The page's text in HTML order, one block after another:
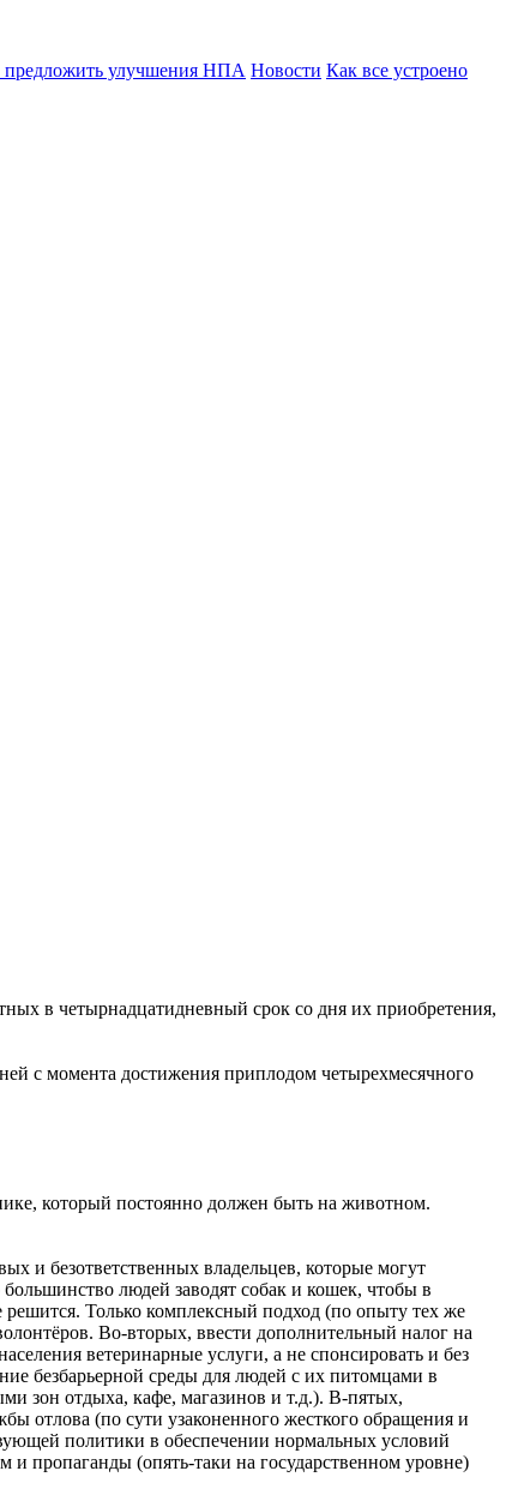
предложить улучшения НПА Новости Как все устроено
в четырнадцатидневный срок со дня их приобретения,
с момента достижения приплодом четырехмесячного
который постоянно должен быть на животном.
и безответственных владельцев, которые могут
людей заводят собак и кошек, чтобы в
Только комплексный подход (по опыту тех же
Во-вторых, ввести дополнительный налог на
ветеринарные услуги, а не спонсировать и без
безбарьерной среды для людей с их питомцами в
зон отдыха, кафе, магазинов и т.д.). В-пятых,
отлова (по сути узаконенного жесткого обращения и
политики в обеспечении нормальных условий
пропаганды (опять-таки на государственном уровне)